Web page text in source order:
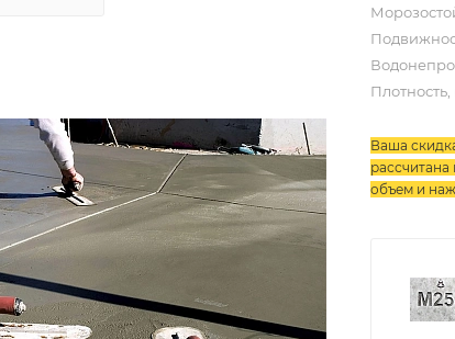
Плотность,
Ваша
объем и